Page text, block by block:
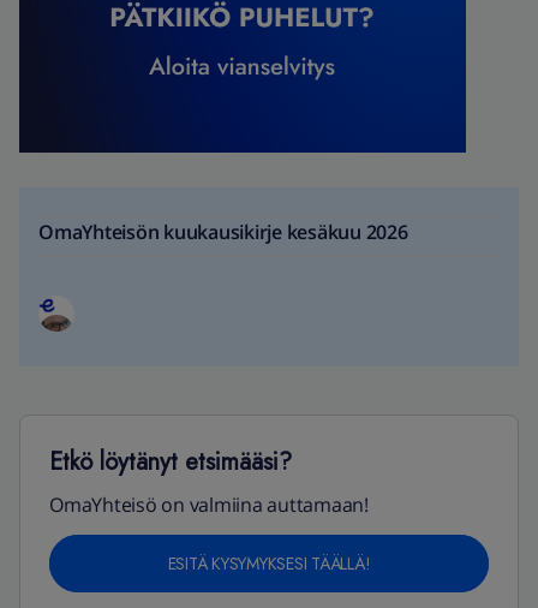
OmaYhteisön kuukausikirje kesäkuu 2026
Etkö löytänyt etsimääsi?
OmaYhteisö on valmiina auttamaan!
ESITÄ KYSYMYKSESI TÄÄLLÄ!